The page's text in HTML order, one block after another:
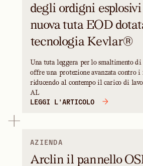
degli ordigni
nuova tuta EOD
tecnologia Kevlar®
Una tuta leggera per lo smaltimento
offre una protezione avanzata contro i
riducendo al contempo il carico di
AL
LEGGI L'ARTICOLO
AZIENDA
Arclin il pannello